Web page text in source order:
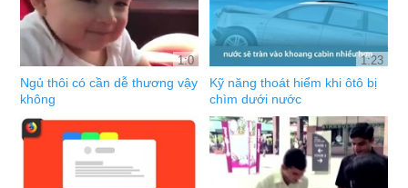
1:0
Ngủ thôi có cần dễ thương vậy
không
1:23
Kỹ năng thoát hiểm khi ôtô bị
chìm dưới nước